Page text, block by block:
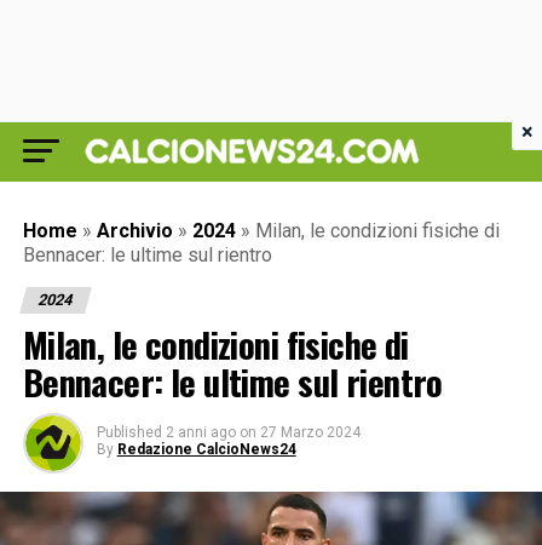
Home » Archivio » 2024 » Milan, le condizioni fisiche di
Bennacer: le ultime sul rientro
2024
Milan, le condizioni fisiche di
Bennacer: le ultime sul rientro
Published 2 anni ago on 27 Marzo 2024
By Redazione CalcioNews24
×